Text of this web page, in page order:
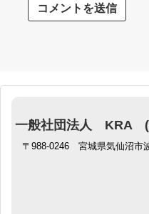
一般社団法人 KRA (
〒988-0246 宮城県気仙沼市